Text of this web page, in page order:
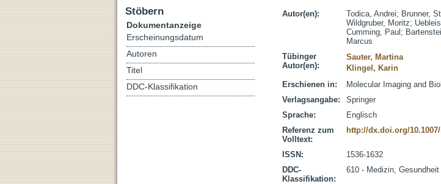
Autor(en): Todica, Andrei; Brunner,
Wildgruber, Moritz;
Cumming, Paul ;
Marcus
Tübinger
Autor(en):
Sauter, Martina
Klingel, Karin
Erschienen in:
Molecular Imaging and
Verlagsangabe:
Springer
Sprache:
Englisch
Referenz zum
Volltext:
http://dx.doi.org/10.1007/
ISSN:
1536-1632
DDC-
Klassifikation:
610 - Medizin, Gesundheit
Stöbern
Dokumentanzeige
Erscheinungsdatum
Autoren
Titel
DDC-Klassifikation